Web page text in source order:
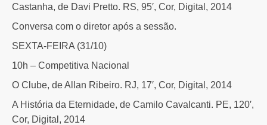
Castanha, de Davi Pretto. RS, 95′, Cor, Digital, 2014
Conversa com o diretor após a sessão.
SEXTA-FEIRA (31/10)
10h – Competitiva Nacional
O Clube, de Allan Ribeiro. RJ, 17′, Cor, Digital, 2014
A História da Eternidade, de Camilo Cavalcanti. PE, 120′,
Cor, Digital, 2014